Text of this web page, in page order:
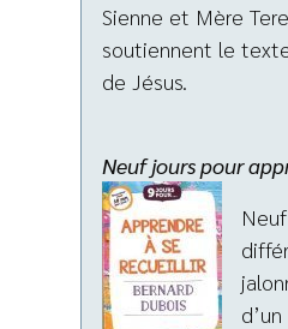
Sienne et Mère
soutiennent le
de Jésus.
Neuf jours pour